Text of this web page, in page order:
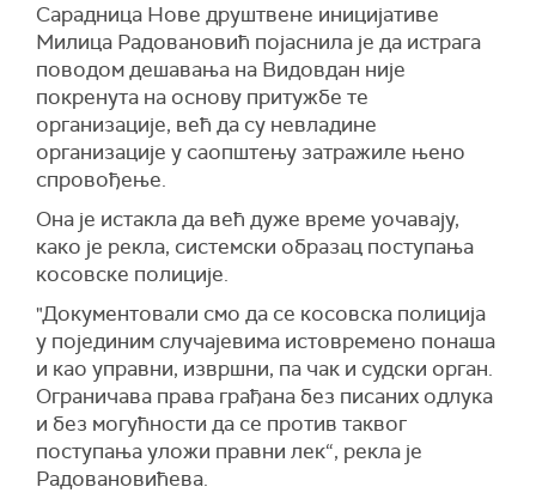
Сарадница Нове друштвене иницијативе
Милица Радовановић појаснила је да истрага
поводом дешавања на Видовдан није
покренута на основу притужбе те
организације, већ да су невладине
организације у саопштењу затражиле њено
спровођење.
Она је истакла да већ дуже време уочавају,
како је рекла, системски образац поступања
косовске полиције.
"Документовали смо да се косовска полиција
у појединим случајевима истовремено понаша
и као управни, извршни, па чак и судски орган.
Ограничава права грађана без писаних одлука
и без могућности да се против таквог
поступања уложи правни лек“, рекла је
Радовановићева.